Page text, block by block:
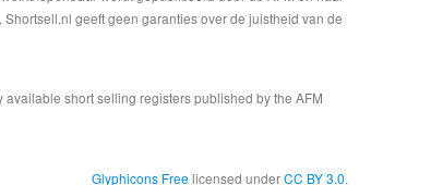
Shortsell.nl geeft geen garanties over de juistheid van de
short selling registers published by the AFM
Glyphicons Free licensed underCC BY 3.0.